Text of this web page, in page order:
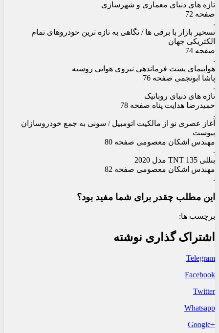
تازه های دنیای معماری و شهرسازی
صفحه 72
.
تسخیر بازار با برقی ها / نگاهی به تازه ترین خودروهای تمام
الکتریکی جهان
صفحه 74
.
هواپیمای پست فرماندهی نیروی هوایی روسیه
پاشا ابونجمی صفحه 76
.
تازه های دنیای روباتیک
حمیدرضا هدایت پناه صفحه 78
.
آغاز عصری نو از مالکیت اتومبیل / سونی به جمع خودروسازان
پیوست
مهندس اشکان معصومی صفحه 80
.
بنللی TNT 135 مدل 2020
مهندس اشکان معصومی صفحه 82
.
این مطلب چقدر برای شما مفید بود؟
برچسب ها:
اشتراک گذاری نوشته
Telegram
Facebook
Twitter
Whatsapp
+Google